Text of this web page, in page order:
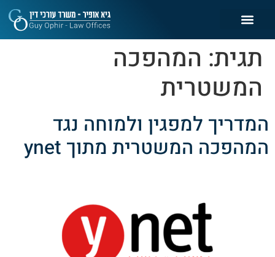
תגית: המהפכה
המשטרית
המדריך למפגין ולמוחה נגד
המהפכה המשטרית מתוך ynet